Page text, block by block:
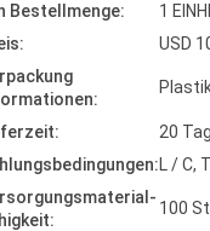
Bestellmenge:
1
USD
20
L / C,
100